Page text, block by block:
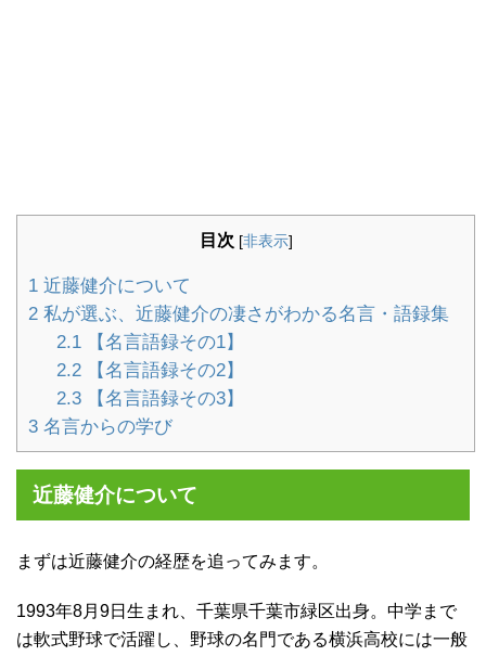
目次 [非表示]
1 近藤健介について
2 私が選ぶ、近藤健介の凄さがわかる名言・語録集
2.1【名言語録その1】
2.2【名言語録その2】
2.3【名言語録その3】
3 名言からの学び
近藤健介について
まずは近藤健介の経歴を追ってみます。
1993年8月9日生まれ、千葉県千葉市緑区出身。中学まで
は軟式野球で活躍し、野球の名門である横浜高校には一般